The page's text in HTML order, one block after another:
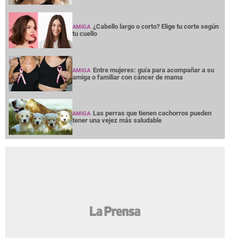
AMIGA ¿Cabello largo o corto? Elige tu corte según
tu cuello
AMIGA Entre mujeres: guía para acompañar a su
amiga o familiar con cáncer de mama
AMIGA Las perras que tienen cachorros pueden
tener una vejez más saludable